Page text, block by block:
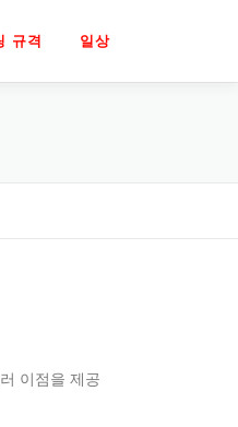
규격 일상
이점을 제공